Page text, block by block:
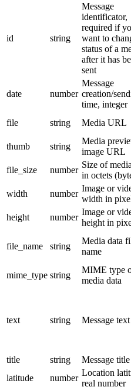
id string
Message
identificator,
required if
want to
status of a
after it has
sent
date number
Message
creation/
time, integer
file string Media URL
thumb
string
Media
image URL
file_size
number
Size of
in octets
width
number
Image or
width in
height
number
Image or
height in
file_name string
Media data
name
mime_type string
MIME type
media data
text string Message text
title
string Message title
latitude
number
Location
real number